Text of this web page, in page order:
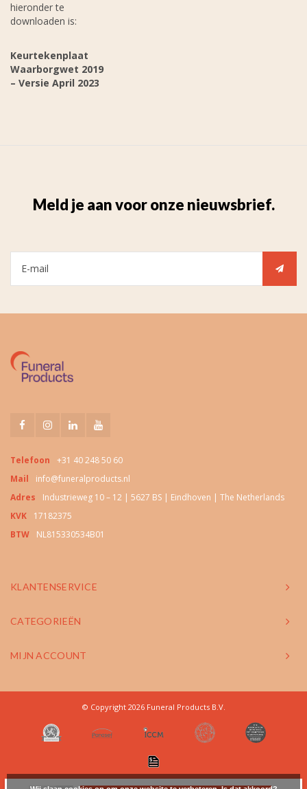
hieronder te
downloaden is:
Keurtekenplaat
Waarborgwet 2019
– Versie April 2023
Meld je aan voor onze nieuwsbrief.
Telefoon
+31 40 248 50 60
Mail
info@funeralproducts.nl
Adres
Industrieweg 10 – 12 | 5627 BS | Eindhoven | The Netherlands
KVK
17182375
BTW
NL815330534B01
KLANTENSERVICE
CATEGORIEËN
MIJN ACCOUNT
© Copyright 2026 Funeral Products B.V.